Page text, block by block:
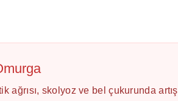
ağrısı, skolyoz ve bel çukurunda artış